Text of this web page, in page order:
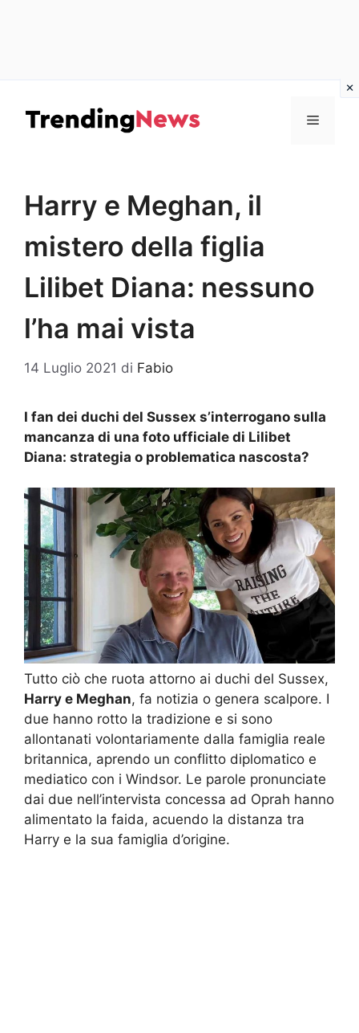
contenuto
Menu
Harry e Meghan, il
mistero della figlia
Lilibet Diana: nessuno
l’ha mai vista
14 Luglio 2021 di Fabio
I fan dei duchi del Sussex s’interrogano sulla
mancanza di una foto ufficiale di Lilibet
Diana: strategia o problematica nascosta?
Tutto ciò che ruota attorno ai duchi del Sussex,
Harry e Meghan, fa notizia o genera scalpore. I
due hanno rotto la tradizione e si sono
allontanati volontariamente dalla famiglia reale
britannica, aprendo un conflitto diplomatico e
mediatico con i Windsor. Le parole pronunciate
dai due nell’intervista concessa ad Oprah hanno
alimentato la faida, acuendo la distanza tra
Harry e la sua famiglia d’origine.